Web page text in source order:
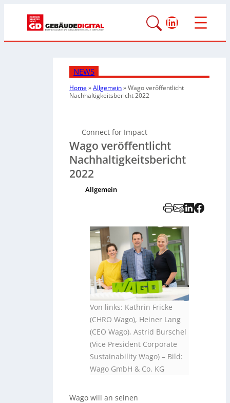
LinkedIn
NEWS
Home»Allgemein»Wago veröffentlicht
Nachhaltigkeitsbericht 2022
Connect for Impact
Wago veröffentlicht
Nachhaltigkeitsbericht
2022
Allgemein
Von links: Kathrin Fricke
(CHRO Wago), Heiner Lang
(CEO Wago), Astrid Burschel
(Vice President Corporate
Sustainability Wago) – Bild:
Wago GmbH & Co. KG
Wago will an seinen